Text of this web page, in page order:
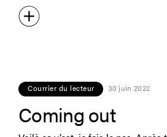
Courrier du lecteur 30 juin 2022
Coming out